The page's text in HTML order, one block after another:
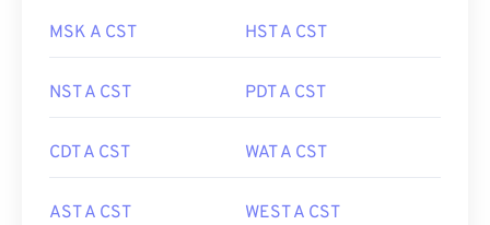
MSK A CST HST A CST
NST A CST PDT A CST
CDT A CST WAT A CST
AST A CST WEST A CST